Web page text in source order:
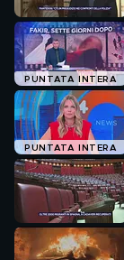
PUNTATA INTERA
PUNTATA INTERA